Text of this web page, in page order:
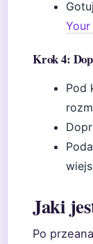
Krok 4:
Pod
Jaki
Po